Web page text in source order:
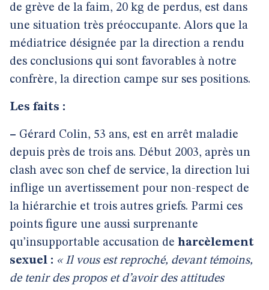
de grève de la faim, 20 kg de perdus, est dans
une situation très préoccupante. Alors que la
médiatrice désignée par la direction a rendu
des conclusions qui sont favorables à notre
confrère, la direction campe sur ses positions.
Les faits :
– Gérard Colin, 53 ans, est en arrêt maladie
depuis près de trois ans. Début 2003, après un
clash avec son chef de service, la direction lui
inflige un avertissement pour non-respect de
la hiérarchie et trois autres griefs. Parmi ces
points figure une aussi surprenante
qu’insupportable accusation de harcèlement
sexuel : « Il vous est reproché, devant témoins,
de tenir des propos et d’avoir des attitudes